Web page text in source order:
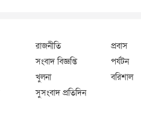
রাজনীতি প্রবাস
সংবাদ বিজ্ঞপ্তি পর্যটন
খুলনা বরিশাল
সুসংবাদ প্রতিদিন